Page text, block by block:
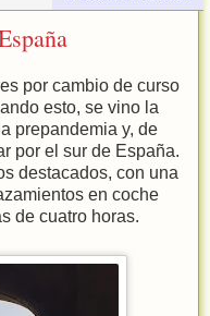
por cambio de curso
esto, se vino la
prepandemia y, de
por el sur de España.
destacados, con una
en coche
de cuatro horas.